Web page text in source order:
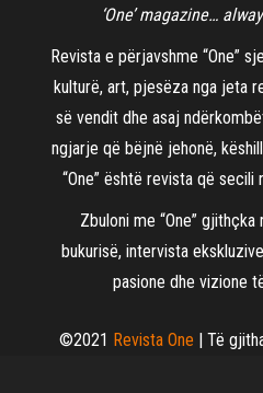
‘One’ magazine…
Revista e përjavshme “One”
kulturë, art, pjesëza nga jeta
së vendit dhe asaj
ngjarje që bëjnë jehonë,
“One” është revista që
Zbuloni me “One”
bukurisë, intervista
pasione dhe vizione
©2021 Revista One | Të